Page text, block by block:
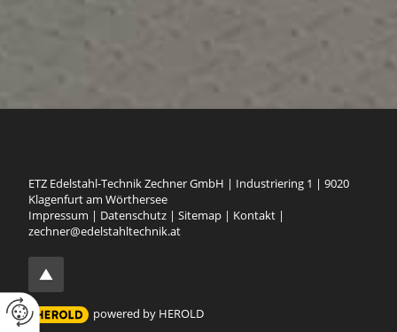
ETZ Edelstahl-Technik Zechner GmbH | Industriering 1 |9020
Klagenfurt am Wörthersee
Impressum | Datenschutz |Sitemap | Kontakt |
zechner@edelstahltechnik.at
powered by HEROLD